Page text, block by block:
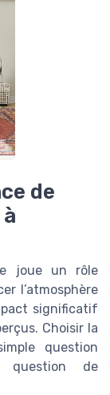
de
joue un rôle
l’atmosphère
significatif
Choisir la
question
de